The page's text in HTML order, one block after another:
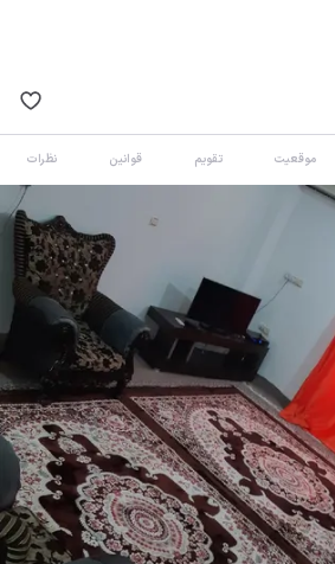
موقعیت تقویم قوانین نظرات